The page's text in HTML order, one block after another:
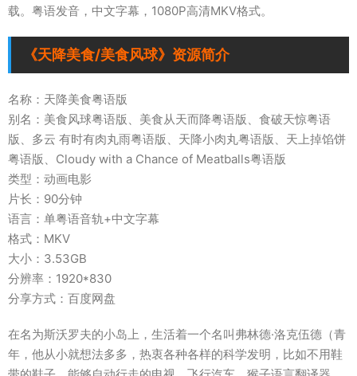
载。粤语发音，中文字幕，1080P高清MKV格式。
《天降美食/美食风球》资源简介
名称：天降美食粤语版
别名：美食风球粤语版、美食从天而降粤语版、食破天惊粤语
版、多云 有时有肉丸雨粤语版、天降小肉丸粤语版、天上掉馅饼
粤语版、Cloudy with a Chance of Meatballs粤语版
类型：动画电影
片长：90分钟
语言：单粤语音轨+中文字幕
格式：MKV
大小：3.53GB
分辨率：1920*830
分享方式：百度网盘
在名为斯沃罗夫的小岛上，生活着一个名叫弗林德·洛克伍德（青
年，他从小就想法多多，热衷各种各样的科学发明，比如不用鞋